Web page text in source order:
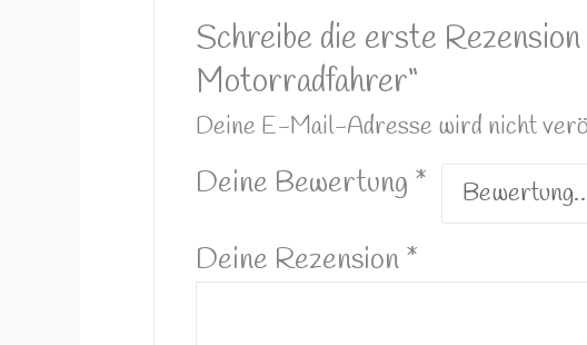
Schreibe die erste
Motorradfahrer“
Deine E-Mail-Adresse wird nicht
Deine Bewertung *
Deine Rezension*